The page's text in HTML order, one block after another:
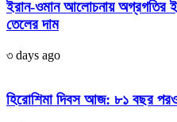
ইরান-ওমান আলোচনায় অগ্রগতির
তেলের দাম
৩ days ago
হিরোশিমা দিবস আজ: ৮১ বছর